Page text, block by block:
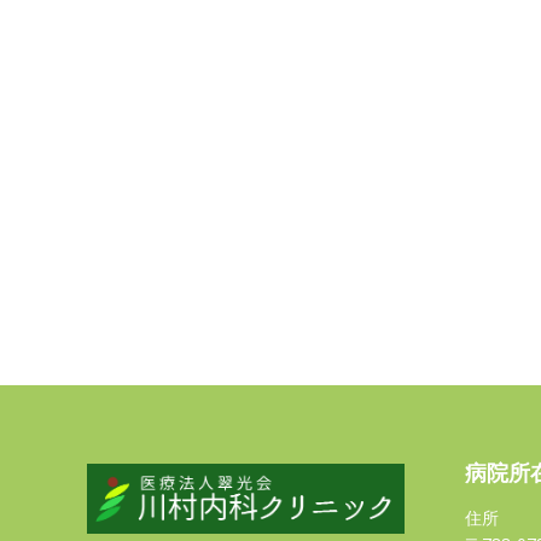
病院所
住所